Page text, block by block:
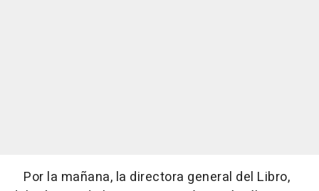
Por la mañana, la directora general del Libro,